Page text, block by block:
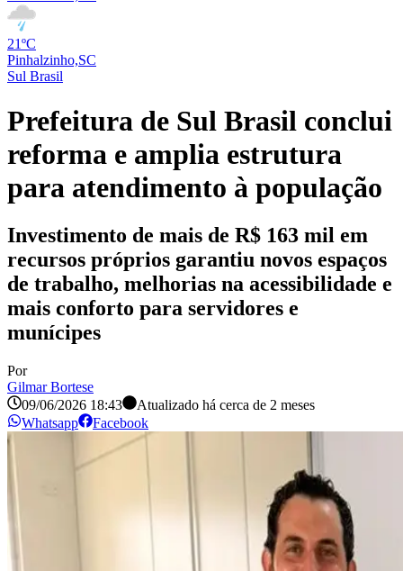
21ºC
Pinhalzinho,SC
Sul Brasil
Prefeitura de Sul Brasil conclui
reforma e amplia estrutura
para atendimento à população
Investimento de mais de R$ 163 mil em
recursos próprios garantiu novos espaços
de trabalho, melhorias na acessibilidade e
mais conforto para servidores e
munícipes
Por
Gilmar Bortese
09/06/2026 18:43
Atualizado há cerca de 2 meses
Whatsapp
Facebook